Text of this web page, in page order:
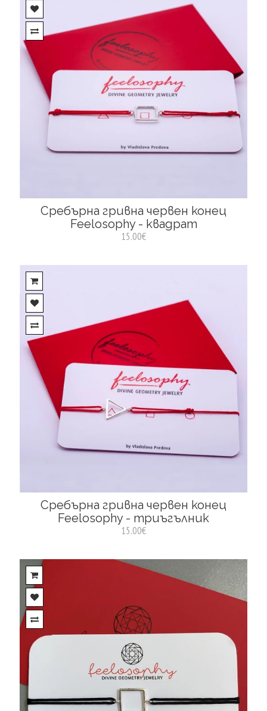
Сребърна гривна червен конец
Feelosophy - квадрат
15.00€
Сребърна гривна червен конец
Feelosophy - триъгълник
15.00€